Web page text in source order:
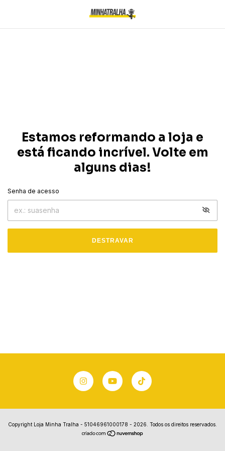
Estamos reformando a loja e
está ficando incrível. Volte em
alguns dias!
Senha de acesso
DESTRAVAR
Copyright Loja Minha Tralha - 51046961000178 - 2026. Todos os direitos reservados.